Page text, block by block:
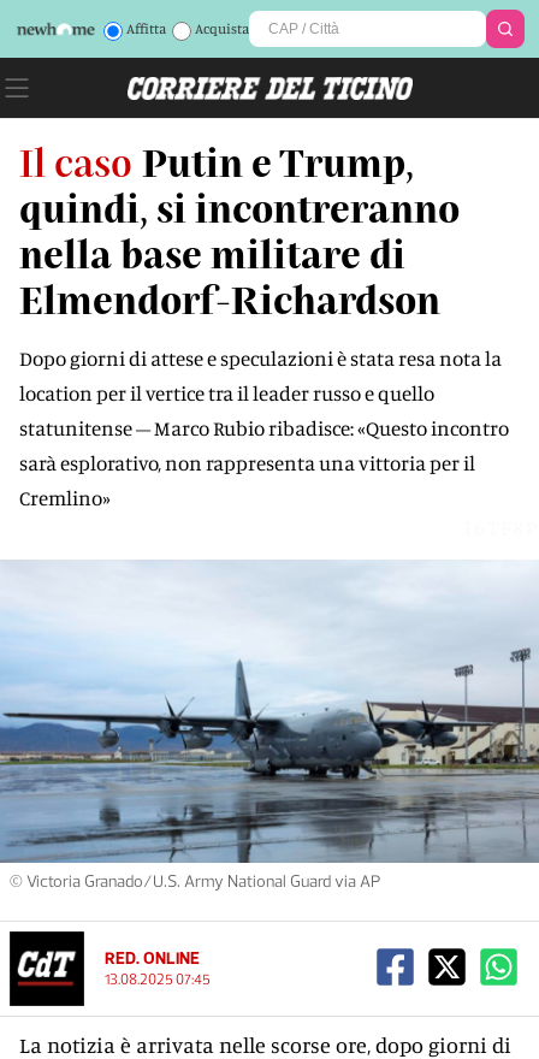
Affitta Acquista
Il caso Putin e Trump,
quindi, si incontreranno
nella base militare di
Elmendorf-Richardson
Dopo giorni di attese e speculazioni è stata resa nota la
location per il vertice tra il leader russo e quello
statunitense – Marco Rubio ribadisce: «Questo incontro
sarà esplorativo, non rappresenta una vittoria per il
Cremlino»
© Victoria Granado/U.S. Army National Guard via AP
RED. ONLINE
13.08.2025 07:45
La notizia è arrivata nelle scorse ore, dopo giorni di